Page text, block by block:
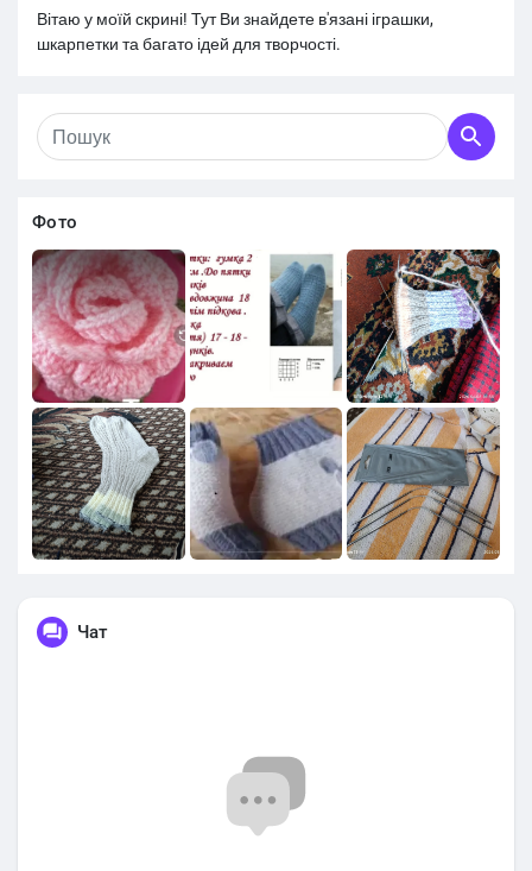
Вітаю у моїй скрині! Тут Ви знайдете в'язані іграшки,
шкарпетки та багато ідей для творчості.
Фото
Чат